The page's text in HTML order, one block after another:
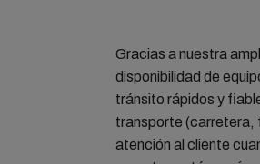
Gracias a nuestra
disponibilidad de
tránsito rápidos y
transporte (carretera,
atención al cliente